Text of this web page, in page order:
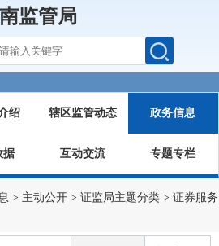
监管局
绍 辖区监管动态 政务信息
据 互动交流 专题专栏
> 主动公开 > 证监局主题分类 > 证券服务